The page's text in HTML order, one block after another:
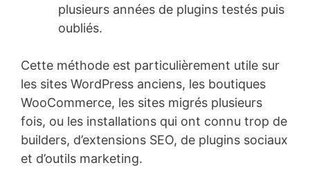
plusieurs années de plugins testés puis
oubliés.
Cette méthode est particulièrement utile sur
les sites WordPress anciens, les boutiques
WooCommerce, les sites migrés plusieurs
fois, ou les installations qui ont connu trop de
builders, d’extensions SEO, de plugins sociaux
et d’outils marketing.